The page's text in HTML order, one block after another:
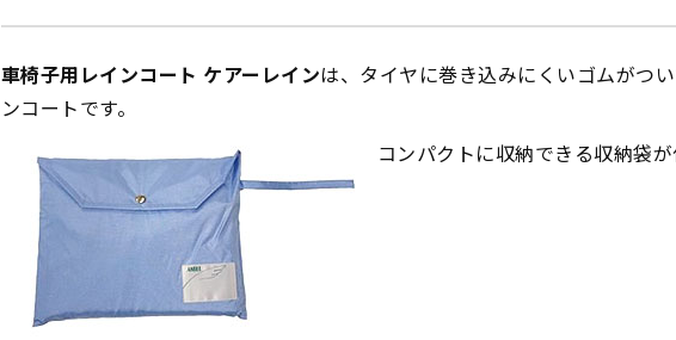
車椅子用レインコート ケアーレインは、タイヤに巻き込みにくいゴムがつ
ンコートです。
コンパクトに収納できる収納袋が